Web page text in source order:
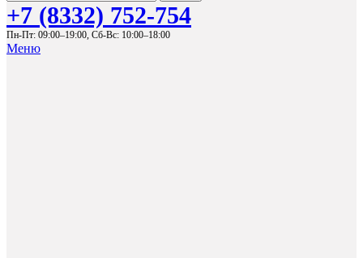
+7 (8332) 752-754
Пн-Пт: 09:00–19:00, Сб-Вс: 10:00–18:00
Меню